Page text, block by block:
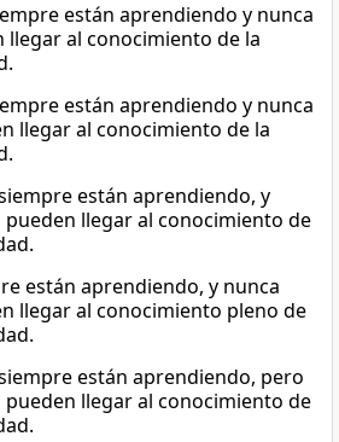
están aprendiendo y nunca
llegar al conocimiento de la
están aprendiendo y nunca
llegar al conocimiento de la
están aprendiendo, y
pueden llegar al conocimiento de
están aprendiendo, y nunca
llegar al conocimiento pleno de
están aprendiendo, pero
pueden llegar al conocimiento de